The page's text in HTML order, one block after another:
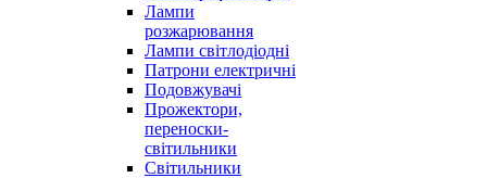
Лампи
розжарювання
Лампи світлодіодні
Патрони електричні
Подовжувачі
Прожектори,
переноски-
світильники
Світильники